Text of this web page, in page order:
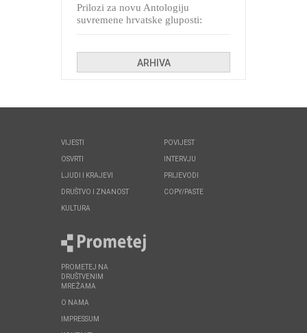
Prilozi za novu Antologiju
suvremene hrvatske gluposti:
ARHIVA
VIJESTI
OSVRTI
LJUDI I KRAJEVI
DRUŠTVO I ZNANOST
KULTURA
POVIJEST
INTERVJU
PRIJEVODI
COPY/PASTE
PROMETEJ NA
DRUŠTVENIM
MREŽAMA
O NAMA
IMPRESSUM